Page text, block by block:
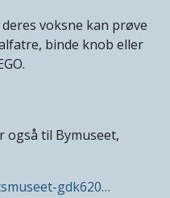
voksne kan prøve
binde knob eller
til Bymuseet,
gdk620…